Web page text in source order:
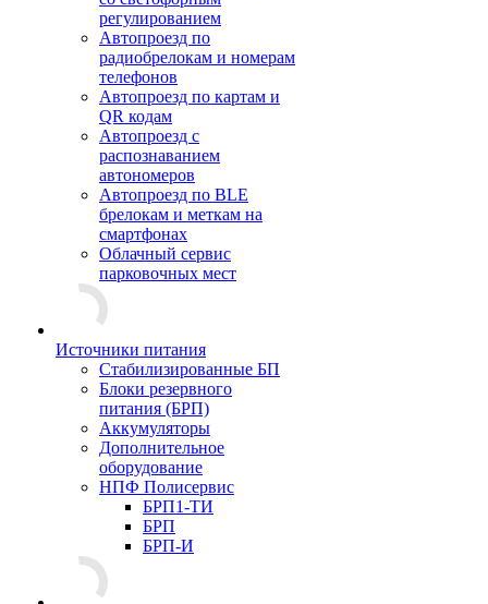
регулированием
Автопроезд по
радиобрелокам и номерам
телефонов
Автопроезд по картам и
QR кодам
Автопроезд с
распознаванием
автономеров
Автопроезд по BLE
брелокам и меткам на
смартфонах
Облачный сервис
парковочных мест
Источники питания
Стабилизированные БП
Блоки резервного
питания (БРП)
Аккумуляторы
Дополнительное
оборудование
НПФ Полисервис
БРП1-ТИ
БРП
БРП-И